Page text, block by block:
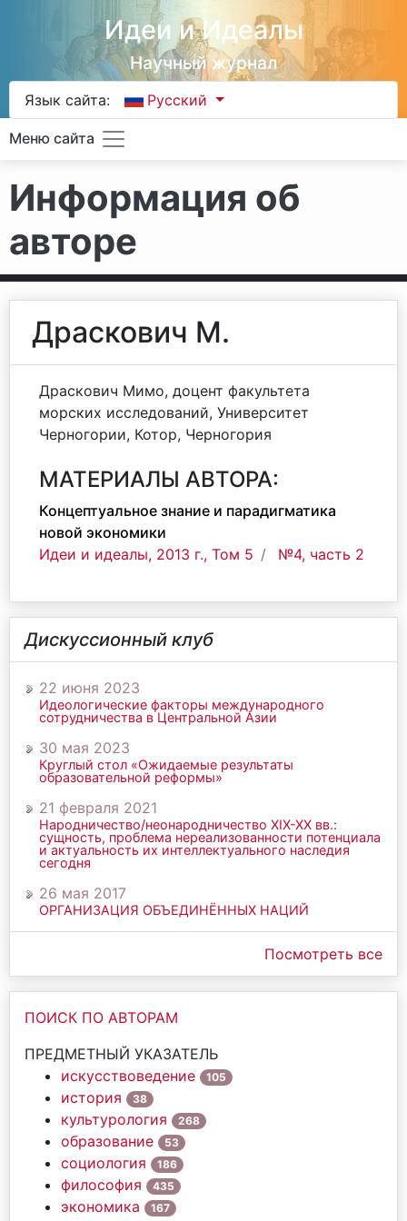
Идеи и Идеалы
Научный журнал
Язык сайта: Русский
Меню сайта
Информация об
авторе
Драскович М.
Драскович Мимо, доцент факультета
морских исследований, Университет
Черногории, Котор, Черногория
МАТЕРИАЛЫ АВТОРА:
Концептуальное знание и парадигматика
новой экономики
Идеи и идеалы, 2013 г., Том 5
№4, часть 2
Дискуссионный клуб
22 июня 2023
Идеологические факторы международного
сотрудничества в Центральной Азии
30 мая 2023
Круглый стол «Ожидаемые результаты
образовательной реформы»
21 февраля 2021
Народничество/неонародничество ХIХ-ХХ вв.:
сущность, проблема нереализованности потенциала
и актуальность их интеллектуального наследия
сегодня
26 мая 2017
ОРГАНИЗАЦИЯ ОБЪЕДИНЁННЫХ НАЦИЙ
Посмотреть все
ПОИСК ПО АВТОРАМ
ПРЕДМЕТНЫЙ УКАЗАТЕЛЬ
искусствоведение
105
история 38
культурология 268
образование 53
социология 186
философия 435
экономика 167